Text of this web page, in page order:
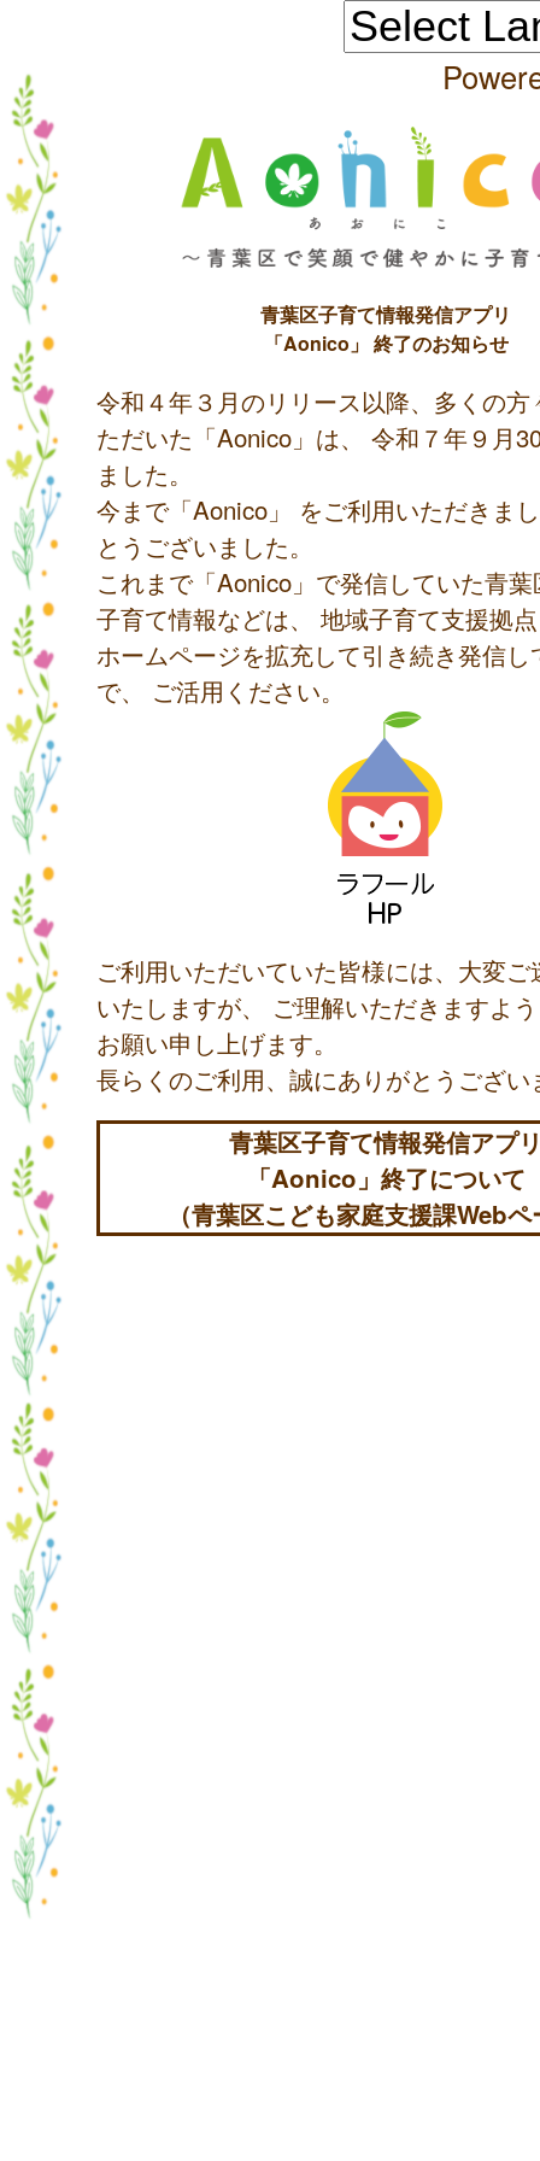
青葉区子育て情報発信アプリ
「Aonico」 終了のお知らせ
令和４年３月のリリース以降、多くの方
ただいた「Aonico」は、 令和７年９月
ました。
今まで「Aonico」 をご利用いただきま
とうございました。
これまで「Aonico」で発信していた青
子育て情報などは、 地域子育て支援拠
ホームページを拡充して引き続き発信し
で、 ご活用ください。
ご利用いただいていた皆様には、大変
いたしますが、 ご理解いただきますよ
お願い申し上げます。
長らくのご利用、誠にありがとうござい
青葉区子育て情報発信アプ
「Aonico」終了について
（青葉区こども家庭支援課Web